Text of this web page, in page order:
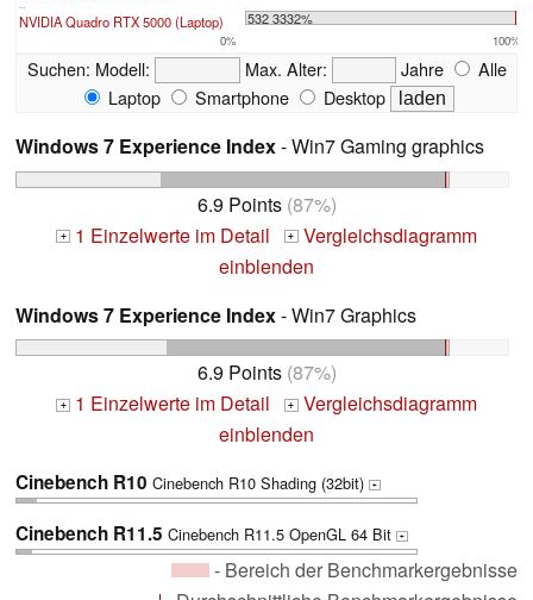
NVIDIA Quadro RTX 5000 (Laptop) 532 3332%
0% 100%
Suchen: Modell: Max. Alter: Jahre
Alle
Laptop
Smartphone Desktop
Windows 7 Experience Index- Win7 Gaming graphics
6.9 Points(87%)
+ 1 Einzelwerte im Detail + Vergleichsdiagramm
einblenden
Windows 7 Experience Index- Win7 Graphics
6.9 Points(87%)
+ 1 Einzelwerte im Detail + Vergleichsdiagramm
einblenden
Cinebench R10 Cinebench R10 Shading (32bit) +
Cinebench R11.5 Cinebench R11.5 OpenGL 64 Bit +
- Bereich der Benchmarkergebnisse